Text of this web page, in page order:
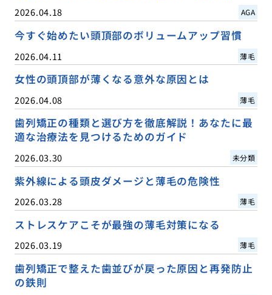
2026.04.18 AGA
今すぐ始めたい頭頂部のボリュームアップ習慣
2026.04.11 薄毛
女性の頭頂部が薄くなる意外な原因とは
2026.04.08 薄毛
歯列矯正の種類と選び方を徹底解説！あなたに最
適な治療法を見つけるためのガイド
2026.03.30 未分類
紫外線による頭皮ダメージと薄毛の危険性
2026.03.28 薄毛
ストレスケアこそが最強の薄毛対策になる
2026.03.19 薄毛
歯列矯正で整えた歯並びが戻った原因と再発防止
の鉄則